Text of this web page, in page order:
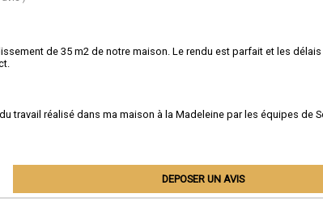
de 35 m2 de notre maison. Le rendu est parfait et les
travail réalisé dans ma maison à la Madeleine par les équipes de
DEPOSER UN AVIS